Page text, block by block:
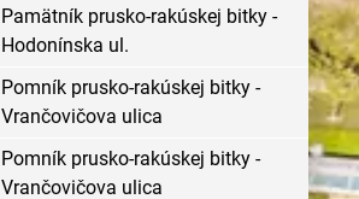
Pamätník prusko-rakúskej bitky -
Hodonínska ul.
Pomník prusko-rakúskej bitky -
Vrančovičova ulica
Pomník prusko-rakúskej bitky -
Vrančovičova ulica